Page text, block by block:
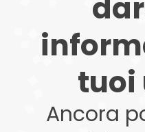
tuoi
Ancora